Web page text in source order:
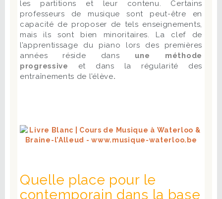
les partitions et leur contenu. Certains
professeurs de musique sont peut-être en
capacité de proposer de tels enseignements,
mais ils sont bien minoritaires. La clef de
l’apprentissage du piano lors des premières
années réside dans une méthode
progressive et dans la régularité des
entraînements de l’élève.
Quelle place pour le
contemporain dans la base